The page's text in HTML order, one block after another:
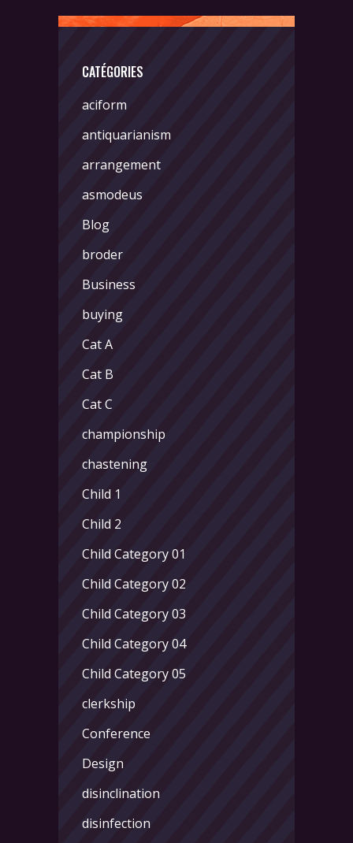
CATÉGORIES
aciform
antiquarianism
arrangement
asmodeus
Blog
broder
Business
buying
Cat A
Cat B
Cat C
championship
chastening
Child 1
Child 2
Child Category 01
Child Category 02
Child Category 03
Child Category 04
Child Category 05
clerkship
Conference
Design
disinclination
disinfection